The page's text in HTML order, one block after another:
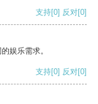
支持[0] 反对[0]
娱乐需求。
支持[0] 反对[0]